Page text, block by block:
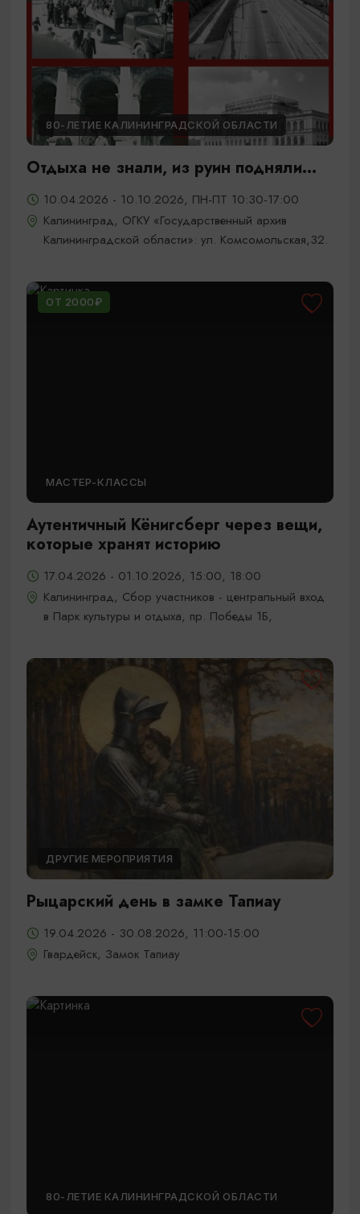
80-ЛЕТИЕ КАЛИНИНГРАДСКОЙ ОБЛАСТИ
Отдыха не знали, из руин подняли...
10.04.2026 - 10.10.2026, ПН-ПТ 10:30-17:00
Калининград, ОГКУ «Государственный архив
Калининградской области»: ул. Комсомольская,32.
ОТ 2000₽
МАСТЕР-КЛАССЫ
Аутентичный Кёнигсберг через вещи,
которые хранят историю
17.04.2026 - 01.10.2026, 15:00, 18:00
Калининград, Сбор участников - центральный вход
в Парк культуры и отдыха, пр. Победы 1Б,
ДРУГИЕ МЕРОПРИЯТИЯ
Рыцарский день в замке Тапиау
19.04.2026 - 30.08.2026, 11:00-15:00
Гвардейск, Замок Тапиау
80-ЛЕТИЕ КАЛИНИНГРАДСКОЙ ОБЛАСТИ